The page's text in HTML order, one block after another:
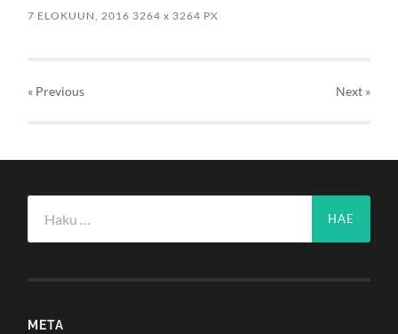
7 ELOKUUN, 2016 3264x 3264 PX
« Previous Next»
META